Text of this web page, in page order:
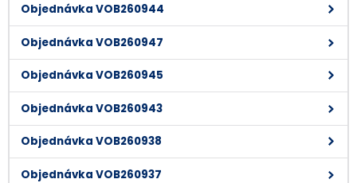
Objednávka VOB260944
Objednávka VOB260947
Objednávka VOB260945
Objednávka VOB260943
Objednávka VOB260938
Objednávka VOB260937